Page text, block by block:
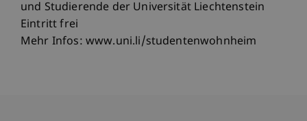
und Studierende der Universität Liechtenstein
Eintritt frei
Mehr Infos: www.uni.li/studentenwohnheim